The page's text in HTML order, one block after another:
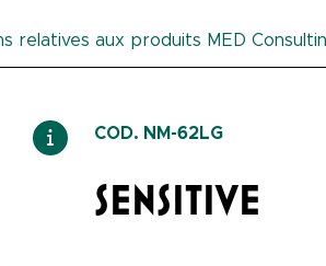
aux produits MED
COD. NM-62LG
SENSITIVE